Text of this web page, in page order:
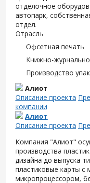
отделочное
автопарк,
отдел.
Отрасль
Офсетная печать
Книжно-
Производство
Алиот
Описание проекта
компании
Алиот
Описание проекта
Компания "Алиот"
производства
дизайна до выпуска
пластиковые карты с
микропроцессором,